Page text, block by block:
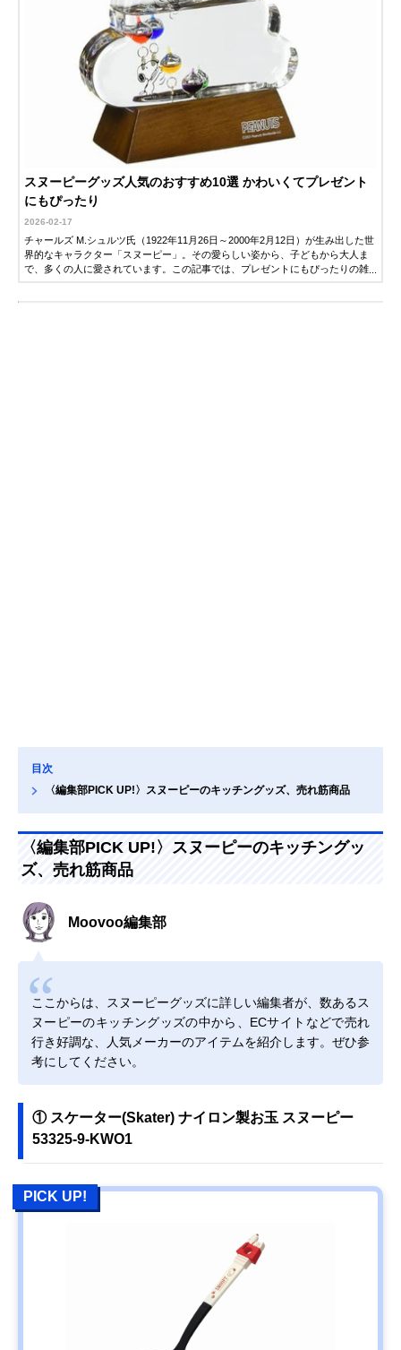
スヌーピーグッズ人気のおすすめ10選 かわいくてプレゼント
にもぴったり
2026-02-17
チャールズ M.シュルツ氏（1922年11月26日～2000年2月12日）が生み出した世
界的なキャラクター「スヌーピー」。その愛らしい姿から、子どもから大人ま
で、多くの人に愛されています。この記事では、プレゼントにもぴったりの雑
目次
〈編集部PICK UP!〉スヌーピーのキッチングッズ、売れ筋商品
〈編集部PICK UP!〉スヌーピーのキッチングッ
ズ、売れ筋商品
Moovoo編集部
ここからは、スヌーピーグッズに詳しい編集者が、数あるス
ヌーピーのキッチングッズの中から、ECサイトなどで売れ
行き好調な、人気メーカーのアイテムを紹介します。ぜひ参
考にしてください。
① スケーター(Skater) ナイロン製お玉 スヌーピー
53325-9-KWO1
PICK UP!